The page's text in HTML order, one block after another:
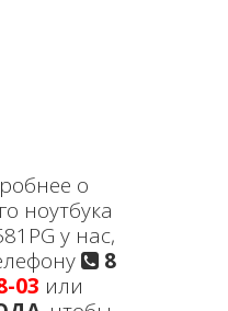
о
ноутбука
у нас,
8
03 или